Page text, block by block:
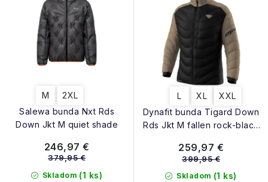
Salewa bunda Nxt Rds
Down Jkt M quiet shade
M 2XL
Skladom (1 ks)
246,97 €
379,95 €
Dynafit bunda Tigard Down
Rds Jkt M fallen rock-black
L XL XXL
Skladom (1 ks)
259,97 €
399,95 €